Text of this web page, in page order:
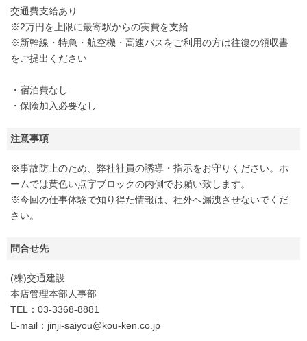
交通費支給あり
※2万円を上限に最寄駅からの実費を支給
※新幹線・特急・航空機・高速バスをご利用の方は往復の領収書
をご提出ください
・宿泊費なし
・保険加入必要なし
注意事項
※事故防止のため、弊社社員の誘導・指示をお守りください。ホ
ームでは黄色い点字ブロックの内側でお願い致します。
※今回の仕事体験で知り得た情報は、社外へ漏洩させないでくだ
さい。
問合せ先
(株)交通建設
本店管理本部人事部
TEL：03-3368-8881
E-mail：jinji-saiyou@kou-ken.co.jp